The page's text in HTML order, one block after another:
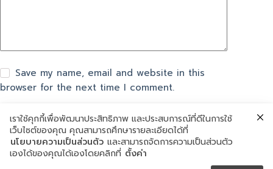
Save my name, email and website in this
browser for the next time I comment.
แสดงความเห็น
เราใช้คุกกี้เพื่อพัฒนาประสิทธิภาพ และประสบการณ์ที่ดีในการใช้
เว็บไซต์ของคุณ คุณสามารถศึกษารายละเอียดได้ที่
นโยบายความเป็นส่วนตัว และสามารถจัดการความเป็นส่วนตัว
เองได้ของคุณได้เองโดยคลิกที่ ตั้งค่า